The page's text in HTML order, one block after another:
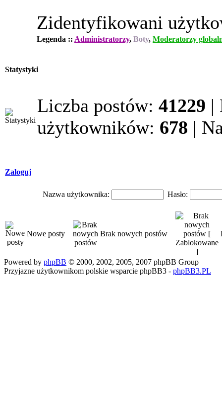
Zidentyfikowani
Legenda :: Administratorzy, Boty, Moderatorzy
Statystyki
Liczba postów: 41229 |
użytkowników: 678 |
Zaloguj
Nazwa użytkownika: Hasło:
Nowe posty Brak nowych postów
Powered by phpBB © 2000, 2002, 2005, 2007 phpBB Group
Przyjazne użytkownikom polskie wsparcie phpBB3 - phpBB3.PL